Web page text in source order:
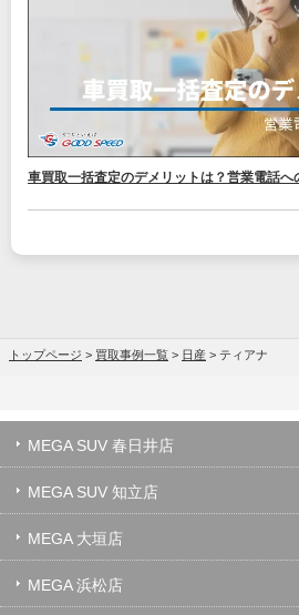
車買取一括査定のデメリットは？営業電話へ
トップページ > 買取事例一覧 > 日産 > ティアナ
MEGA SUV 春日井店
MEGA SUV 知立店
MEGA 大垣店
MEGA 浜松店